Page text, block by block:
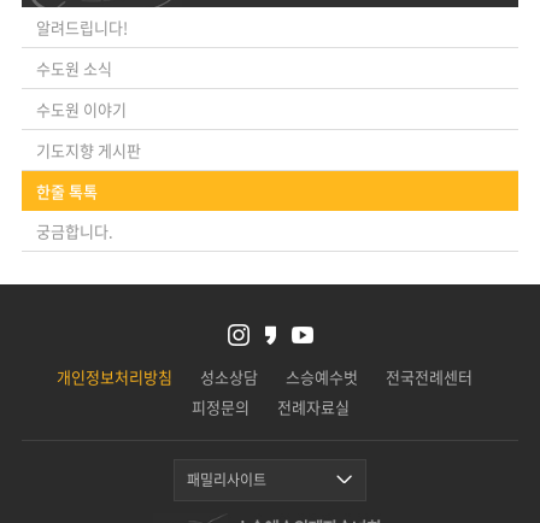
알려드립니다!
수도원 소식
수도원 이야기
기도지향 게시판
한줄 톡톡
궁금합니다.
개인정보처리방침 성소상담 스승예수벗
전국전례센터
피정문의
전례자료실
패밀리사이트